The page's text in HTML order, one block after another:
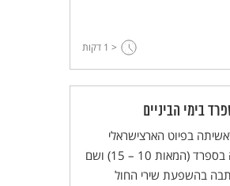
< 1 דקות
בימי הביניים
בפיוט הארצישראלי
הקדום, התחדשה בספרד (המאות 10 – 15) ושם
בהשפעת שירי החול